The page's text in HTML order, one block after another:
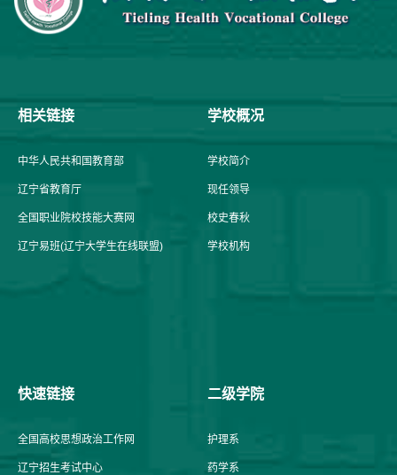
相关链接
中华人民共和国教育部
辽宁省教育厅
全国职业院校技能大赛网
辽宁易班(辽宁大学生在线联盟)
学校概况
学校简介
现任领导
校史春秋
学校机构
快速链接
全国高校思想政治工作网
辽宁招生考试中心
二级学院
护理系
药学系